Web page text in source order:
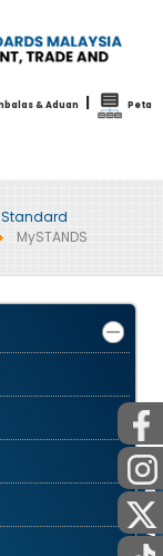
& Aduan Peta
Standard
MySTANDS
AWAM